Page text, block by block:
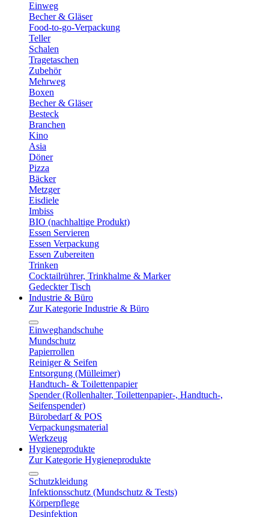
Einweg
Becher & Gläser
Food-to-go-Verpackung
Teller
Schalen
Tragetaschen
Zubehör
Mehrweg
Boxen
Becher & Gläser
Besteck
Branchen
Kino
Asia
Döner
Pizza
Bäcker
Metzger
Eisdiele
Imbiss
BIO (nachhaltige Produkt)
Essen Servieren
Essen Verpackung
Essen Zubereiten
Trinken
Cocktailrührer, Trinkhalme & Marker
Gedeckter Tisch
Industrie & Büro
Zur Kategorie Industrie & Büro
Einweghandschuhe
Mundschutz
Papierrollen
Reiniger & Seifen
Entsorgung (Mülleimer)
Handtuch- & Toilettenpapier
Spender (Rollenhalter, Toilettenpapier-, Handtuch-,
Seifenspender)
Bürobedarf & POS
Verpackungsmaterial
Werkzeug
Hygieneprodukte
Zur Kategorie Hygieneprodukte
Schutzkleidung
Infektionsschutz (Mundschutz & Tests)
Körperpflege
Desinfektion